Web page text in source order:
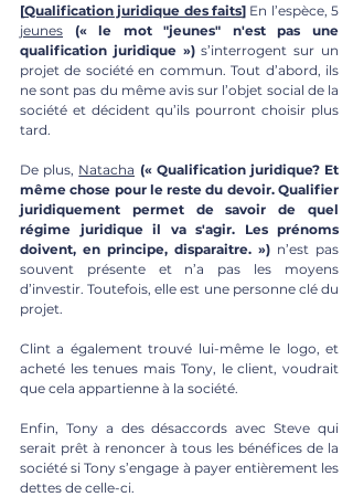
[Qualification juridique des faits]
jeunes
(« le mot "jeunes" n'est pas une
qualification juridique ») s’interrogent sur un
projet de société en commun. Tout d’abord, ils
ne sont pas du même avis sur l’objet social de la
société et décident qu’ils pourront choisir plus
tard.
De plus, Natacha (« Qualification juridique? Et
même chose pour le reste du devoir. Qualifier
juridiquement permet de savoir de quel
régime juridique il va s'agir. Les prénoms
doivent, en principe, disparaitre. ») n’est pas
souvent présente et n’a pas les moyens
d’investir. Toutefois, elle est une personne clé du
projet.
Clint a également trouvé lui-même le logo, et
acheté les tenues mais Tony, le client, voudrait
que cela appartienne à la société.
Enfin, Tony a des désaccords avec Steve qui
serait prêt à renoncer à tous les bénéfices de la
société si Tony s’engage à payer entièrement les
dettes de celle-ci.